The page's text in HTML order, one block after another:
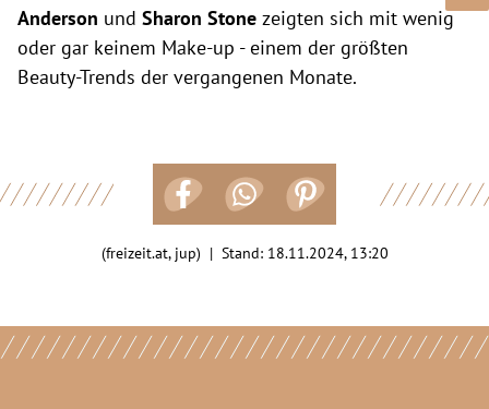
Anderson und Sharon Stone zeigten sich mit wenig
oder gar keinem Make-up - einem der größten
Beauty-Trends der vergangenen Monate.
(freizeit.at, jup) | Stand: 18.11.2024, 13:20